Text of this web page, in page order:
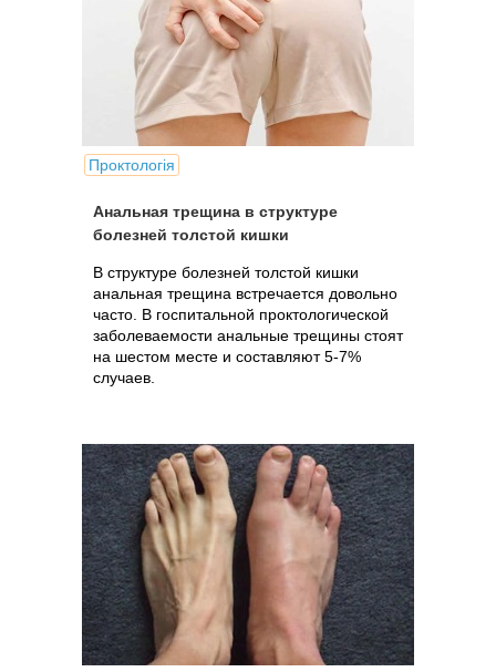
Проктологія
Анальная трещина в структуре
болезней толстой кишки
В структуре болезней толстой кишки
анальная трещина встречается довольно
часто. В госпитальной проктологической
заболеваемости анальные трещины стоят
на шестом месте и составляют 5-7%
случаев.